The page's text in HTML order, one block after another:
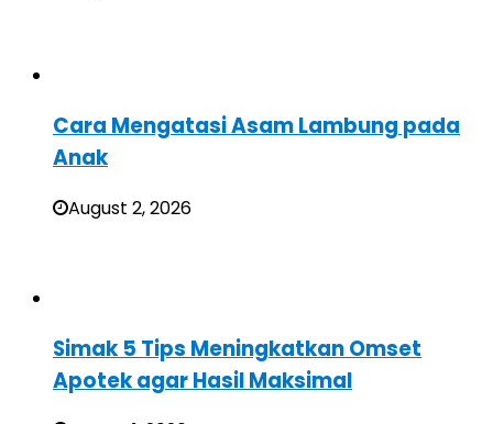
Cara Mengatasi Asam Lambung pada
Anak
August 2, 2026
Simak 5 Tips Meningkatkan Omset
Apotek agar Hasil Maksimal